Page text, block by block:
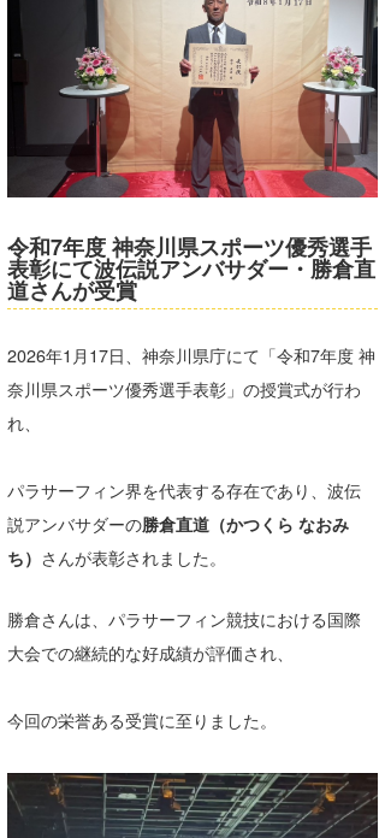
ニュース
サーフィンエリアガイド
会員メニュー
今月のプレゼント
令和7年度 神奈川県スポーツ優秀選手
表彰にて波伝説アンバサダー・勝倉直
道さんが受賞
2026年1月17日、神奈川県庁にて「令和7年度 神
奈川県スポーツ優秀選手表彰」の授賞式が行わ
れ、
パラサーフィン界を代表する存在であり、波伝
説アンバサダーの勝倉直道（かつくら なおみ
ち） さんが表彰されました。
勝倉さんは、パラサーフィン競技における国際
大会での継続的な好成績が評価され、
今回の栄誉ある受賞に至りました。
トラベル
ショップ情報
ショップ情報
湘南
伊豆
大阪
ウラナミ
お知らせ
ルール＆How to
Core Surf Japan
Naoya Kimoto
mitsuteru Kamio
SURFMEDIA
波伝説アンバサダー/プロライダー